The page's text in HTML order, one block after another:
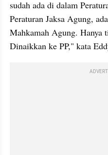
sudah ada di dalam
Peraturan Jaksa Agung,
Mahkamah Agung. Hanya
Dinaikkan ke PP," kata